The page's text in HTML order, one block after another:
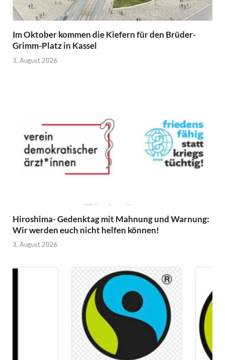
Im Oktober kommen die Kiefern für den Brüder-
Grimm-Platz in Kassel
3. August 2026
Hiroshima- Gedenktag mit Mahnung und Warnung:
Wir werden euch nicht helfen können!
3. August 2026